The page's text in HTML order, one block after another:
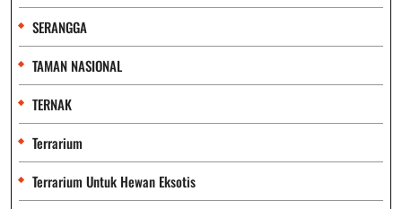
SERANGGA
TAMAN NASIONAL
TERNAK
Terrarium
Terrarium Untuk Hewan Eksotis